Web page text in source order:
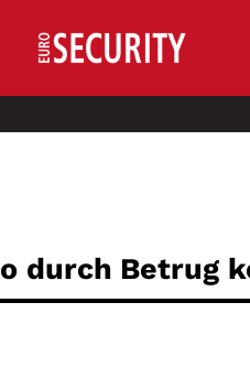
durch Betrug